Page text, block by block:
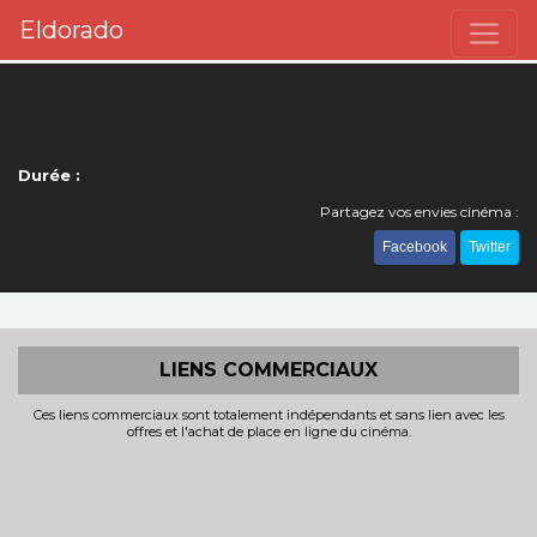
Eldorado
Durée :
Partagez vos envies cinéma :
Facebook Twitter
LIENS COMMERCIAUX
Ces liens commerciaux sont totalement indépendants et sans lien avec les
offres et l'achat de place en ligne du cinéma.